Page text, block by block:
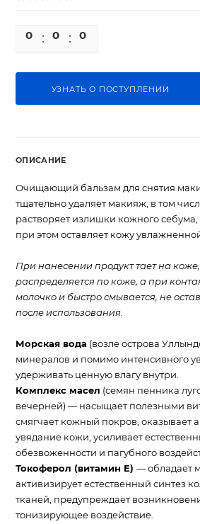
0 0 0
УЗНАТЬ О ПОСТУПЛЕНИИ
ОПИСАНИЕ
Очищающий бальзам для снятия
тщательно удаляет макияж, в том
растворяет излишки кожного
при этом оставляет кожу
При нанесении продукт тает на
распределяется по коже, а при
молочко и быстро смывается, не
после использования.
Морская вода (возле острова
минералов и помимо интенсивного
удерживать ценную влагу внутри.
Комплекс масел (семян пенника
вечерней) — насыщает полезными
смягчает кожный покров, оказывает
увядание кожи, усиливает
обезвоженности и пагубного
Токоферол (витамин E) — обладает
активизирует естественный синтез
тканей, предупреждает
тонизирующее воздействие.